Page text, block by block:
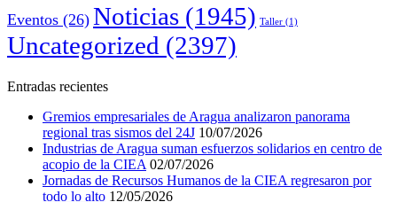
Eventos (26) Noticias (1945) Taller (1)
Uncategorized (2397)
Entradas recientes
Gremios empresariales de Aragua analizaron panorama
regional tras sismos del 24J 10/07/2026
Industrias de Aragua suman esfuerzos solidarios en centro de
acopio de la CIEA 02/07/2026
Jornadas de Recursos Humanos de la CIEA regresaron por
todo lo alto 12/05/2026